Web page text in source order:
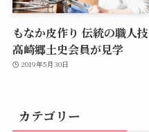
もなか皮作り 伝統の職人技
高崎郷土史会員が見学
2019年5月30日
カテゴリー